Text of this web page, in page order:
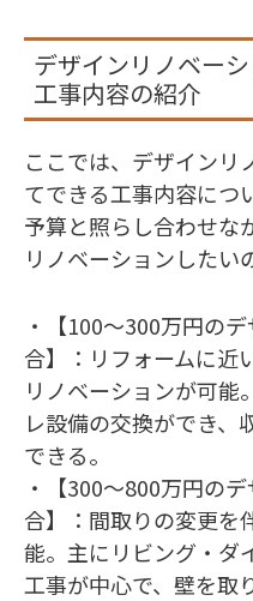
デザインリノベー
工事内容の紹介
ここでは、デザインリ
てできる工事内容につ
予算と照らし合わせな
リノベーションしたい
・【100～300万円の
合】：リフォームに近
リノベーションが可能
レ設備の交換ができ、
できる。
・【300～800万円の
合】：間取りの変更を
能。主にリビング・ダ
工事が中心で、壁を取